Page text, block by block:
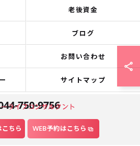
750-9756
ちら WEB予約はこちら
老後資金
ブログ
お問い合わせ
サイトマップ
ナンシャルプランナーなら株式会社ベリーライ
タント ALL RIGHTS RESERVED.